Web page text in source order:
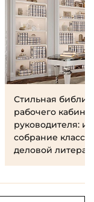
Стильная
рабочего
руководителя:
собрание
деловой